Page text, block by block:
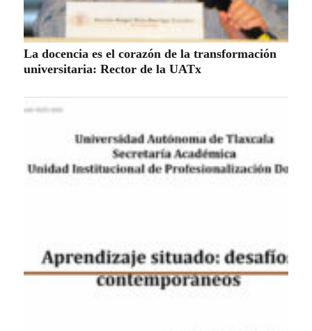
La docencia es el corazón de la transformación
universitaria: Rector de la UATx